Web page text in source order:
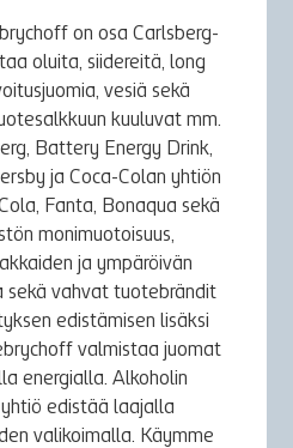
on osa Carlsberg-
oluita, siidereitä, long
vesiä sekä
kuuluvat mm.
Battery Energy Drink,
ja Coca-Colan yhtiön
Fanta, Bonaqua sekä
monimuotoisuus,
ja ympäröivän
sekä vahvat tuotebrändit
edistämisen lisäksi
valmistaa juomat
energialla. Alkoholin
edistää laajalla
valikoimalla. Käymme